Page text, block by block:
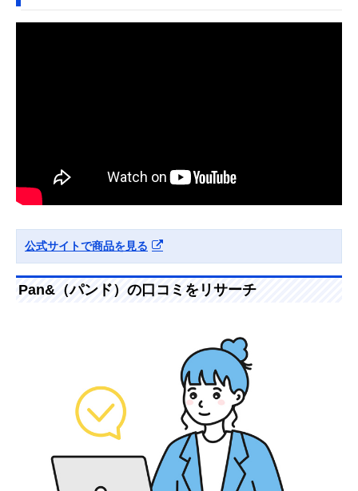
公式サイトで商品を見る
Pan&（パンド）の口コミをリサーチ